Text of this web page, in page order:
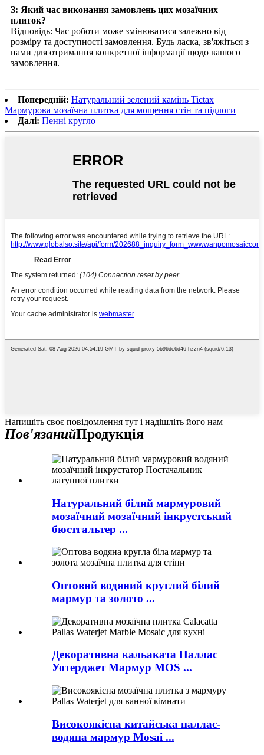
З: Який час виконання замовлень цих мозаїчних
плиток?
Відповідь: Час роботи може змінюватися залежно від
розміру та доступності замовлення. Будь ласка, зв'яжіться з
нами для отримання конкретної інформації щодо вашого
замовлення.
Попередній: Натуральний зелений камінь Tictax
Мармурова мозаїчна плитка для мощення стін та підлоги
Далі: Пенні кругло
Напишіть своє повідомлення тут і надішліть його нам
Пов'язанийПродукція
Натуральний білий мармуровий
мозаїчний мозаїчний інкрустський
бюстгальтер ...
Оптовий водяний круглий білий
мармур та золото ...
Декоративна кальаката Паллас
Уотерджет Мармур MOS ...
Високоякісна китайська паллас-
водяна мармур Mosai ...